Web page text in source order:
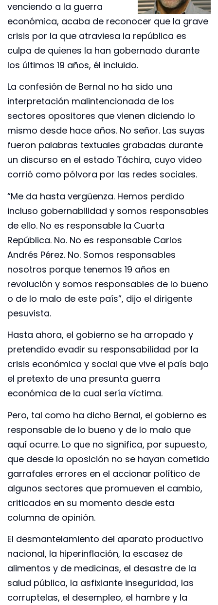
venciendo a la guerra
económica, acaba de reconocer que la grave
crisis por la que atraviesa la república es
culpa de quienes la han gobernado durante
los últimos 19 años, él incluido.
La confesión de Bernal no ha sido una
interpretación malintencionada de los
sectores opositores que vienen diciendo lo
mismo desde hace años. No señor. Las suyas
fueron palabras textuales grabadas durante
un discurso en el estado Táchira, cuyo video
corrió como pólvora por las redes sociales.
“Me da hasta vergüenza. Hemos perdido
incluso gobernabilidad y somos responsables
de ello. No es responsable la Cuarta
República. No. No es responsable Carlos
Andrés Pérez. No. Somos responsables
nosotros porque tenemos 19 años en
revolución y somos responsables de lo bueno
o de lo malo de este país”, dijo el dirigente
pesuvista.
Hasta ahora, el gobierno se ha arropado y
pretendido evadir su responsabilidad por la
crisis económica y social que vive el país bajo
el pretexto de una presunta guerra
económica de la cual sería víctima.
Pero, tal como ha dicho Bernal, el gobierno es
responsable de lo bueno y de lo malo que
aquí ocurre. Lo que no significa, por supuesto,
que desde la oposición no se hayan cometido
garrafales errores en el accionar político de
algunos sectores que promueven el cambio,
criticados en su momento desde esta
columna de opinión.
El desmantelamiento del aparato productivo
nacional, la hiperinflación, la escasez de
alimentos y de medicinas, el desastre de la
salud pública, la asfixiante inseguridad, las
corruptelas, el desempleo, el hambre y la